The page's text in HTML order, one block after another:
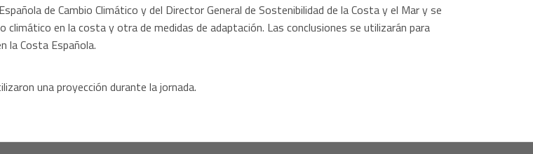
de Cambio Climático y del Director General de Sostenibilidad de la Costa y el Mar y se
en la costa y otra de medidas de adaptación. Las conclusiones se utilizarán para
la Costa Española.
una proyección durante la jornada.